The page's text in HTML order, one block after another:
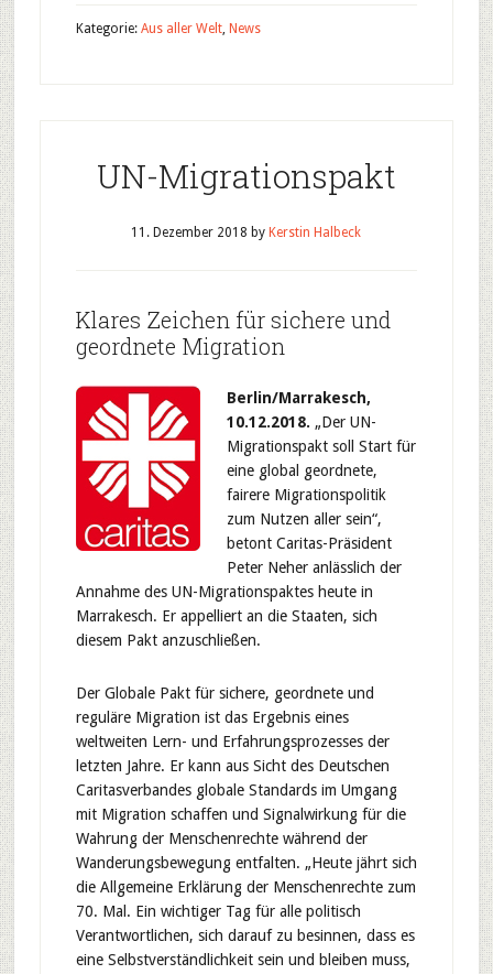
Kategorie: Aus aller Welt, News
UN-Migrationspakt
11. Dezember 2018 by Kerstin Halbeck
Klares Zeichen für sichere und
geordnete Migration
Berlin/Marrakesch,
10.12.2018. „Der UN-
Migrationspakt soll Start für
eine global geordnete,
fairere Migrationspolitik
zum Nutzen aller sein“,
betont Caritas-Präsident
Peter Neher anlässlich der
Annahme des UN-Migrationspaktes heute in
Marrakesch. Er appelliert an die Staaten, sich
diesem Pakt anzuschließen.
Der Globale Pakt für sichere, geordnete und
reguläre Migration ist das Ergebnis eines
weltweiten Lern- und Erfahrungsprozesses der
letzten Jahre. Er kann aus Sicht des Deutschen
Caritasverbandes globale Standards im Umgang
mit Migration schaffen und Signalwirkung für die
Wahrung der Menschenrechte während der
Wanderungsbewegung entfalten. „Heute jährt sich
die Allgemeine Erklärung der Menschenrechte zum
70. Mal. Ein wichtiger Tag für alle politisch
Verantwortlichen, sich darauf zu besinnen, dass es
eine Selbstverständlichkeit sein und bleiben muss,